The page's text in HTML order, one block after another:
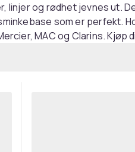
linjer og rødhet jevnes ut.
som er perfekt.
MAC og Clarins. Kjøp